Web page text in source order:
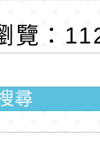
甄選
年度
甄選
)
幼兒
)與學
政風
覽：
尋